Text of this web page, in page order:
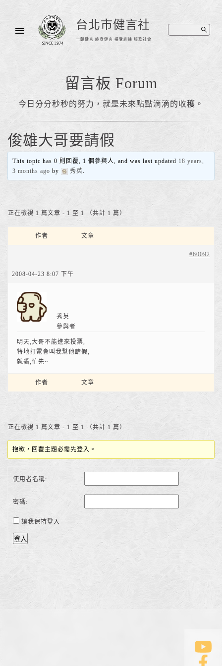
台北市健言社
一朝健言 終身健言 接受訓練 服務社會
留言板 Forum
今日分分秒秒的努力，就是未來點點滴滴的收穫。
俊雄大哥要請假
This topic has 0 則回覆, 1 個參與人, and was last updated 18 years,
3 months ago by 秀英.
正在檢視 1 篇文章 - 1 至 1 （共計 1 篇）
作者 文章
2008-04-23 8:07 下午
#60092
秀英
參與者
明天,大哥不能進來投票,
特地打電會叫我幫他請假,
就醬,忙先~
作者 文章
正在檢視 1 篇文章 - 1 至 1 （共計 1 篇）
抱歉，回覆主題必需先登入。
使用者名稱:
密碼:
讓我保持登入
登入